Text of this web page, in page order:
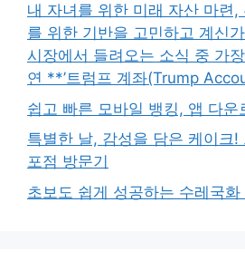
내 자녀를 위한 미래 자산 마련,
를 위한 기반을 고민하고 계신
시장에서 들려오는 소식 중 가
연 **’트럼프 계좌(Trump
쉽고 빠른 모바일 뱅킹, 앱 다운
특별한 날, 감성을 담은 케이크!
포점 방문기
초보도 쉽게 성공하는 수레국